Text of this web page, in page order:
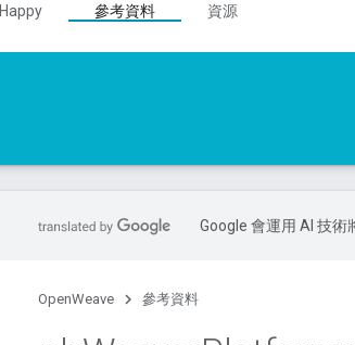
Happy 參考資料
資源
Google 會運用 AI 技術
OpenWeave 參考資料